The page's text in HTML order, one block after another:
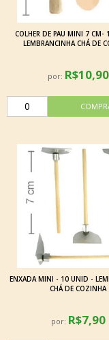
COLHER DE PAU MINI 7 CM-
LEMBRANCINHA CHÁ DE
por: R$10,90
ENXADA MINI - 10 UNID -
CHÁ DE COZINHA
por: R$7,90